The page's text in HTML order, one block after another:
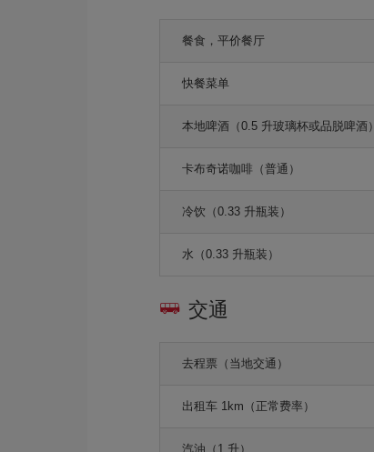
餐食，平价餐厅
快餐菜单
本地啤酒（0.5 升玻璃杯或品脱啤酒）
卡布奇诺咖啡（普通）
冷饮（0.33 升瓶装）
水（0.33 升瓶装）
交通
去程票（当地交通）
出租车 1km（正常费率）
汽油（1 升）